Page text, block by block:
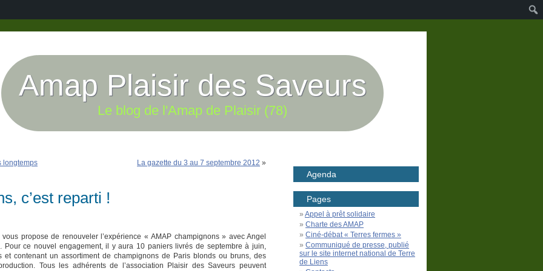
Amap Plaisir des Saveurs
Le blog de l'Amap de Plaisir (78)
longtemps La gazette du 3 au 7 septembre 2012 »
c’est reparti !
propose de renouveler l’expérience « AMAP champignons » avec Angel
Pour ce nouvel engagement, il y aura 10 paniers livrés de septembre à juin,
contenant un assortiment de champignons de Paris blonds ou bruns, des
Tous les adhérents de l’association Plaisir des Saveurs peuvent
Agenda
Pages
Appel à prêt solidaire
Charte des AMAP
Ciné-débat « Terres fermes »
Communiqué de presse, publié
sur le site internet national de Terre
de Liens